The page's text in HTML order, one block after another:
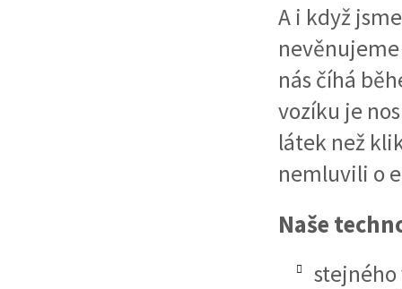
A i když
nás číhá
vozíku je
látek než
nemluvili o
Naše